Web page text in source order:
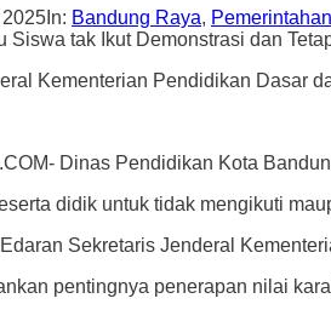
In: Bandung Raya, Pemerintahan
Kementerian Pendidikan Dasar
Dinas Pendidikan Kota
didik untuk tidak mengikuti
Sekretaris Jenderal
pentingnya penerapan nilai